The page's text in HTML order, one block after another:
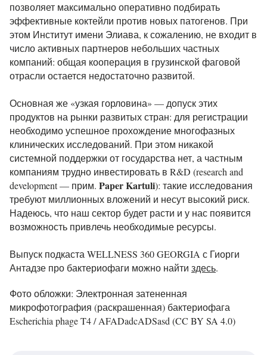
позволяет максимально оперативно подбирать
эффективные коктейли против новых патогенов. При
этом Институт имени Элиава, к сожалению, не входит в
число активных партнеров небольших частных
компаний: общая кооперация в грузинской фаговой
отрасли остается недостаточно развитой.
Основная же «узкая горловина» — допуск этих
продуктов на рынки развитых стран: для регистрации
необходимо успешное прохождение многофазных
клинических исследований. При этом никакой
системной поддержки от государства нет, а частным
компаниям трудно инвестировать в R&D (research and
development — прим. Paper Kartuli): такие исследования
требуют миллионных вложений и несут высокий риск.
Надеюсь, что наш сектор будет расти и у нас появится
возможность привлечь необходимые ресурсы.
Выпуск подкаста WELLNESS 360 GEORGIA с Гиорги
Антадзе про бактериофаги можно найти здесь.
Фото обложки: Электронная затененная
микрофотография (раскрашенная) бактериофага
Escherichia phage T4 / AFADadcADSasd (CC BY SA 4.0)